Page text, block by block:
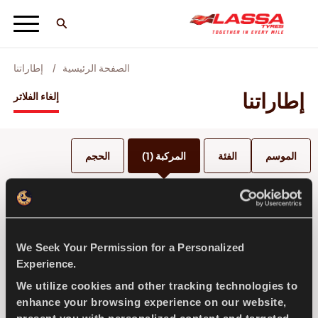
We Seek Your Permission for a Personalized
Experience.
We utilize cookies and other tracking technologies to
enhance your browsing experience on our website,
المدونات ومقاطع الفيديو
الصفحة الرئيسية إطاراتنا
إطاراتنا إلغاء الفلاتر
الموسم الفئة المركبة (1) الحجم